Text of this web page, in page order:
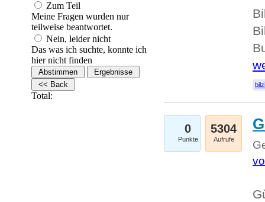
Zum Teil
Meine Fragen wurden nur
teilweise beantwortet.
Nein, leider nicht
Das was ich suchte, konnte ich
hier nicht finden
Total:
0
Punkte
5304
Aufrufe